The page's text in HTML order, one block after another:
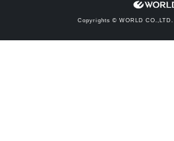
Copyrights © WORLD